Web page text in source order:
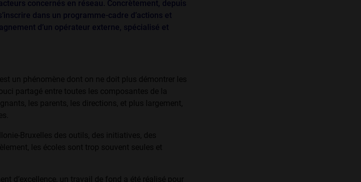
concer­nés en réseau. Concrètement, depuis
dans un pro­gramme-cadre d’actions et
d’un opérateur externe, spécialisé et
un phénomène dont on ne doit plus démontrer les
partagé entre toutes les composantes de la
les parents, les directions, et plus largement,
Bruxelles des outils, des initiatives, des
les écoles sont trop souvent seules et
d’excellence, un travail de fond a été réalisé pour